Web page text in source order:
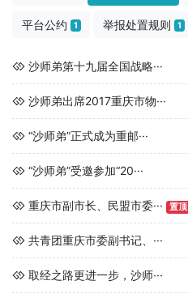
平台公约 1 举报处置规则 1
沙师弟第十九届全国战略···
沙师弟出席2017重庆市物···
“沙师弟”正式成为重邮···
“沙师弟”受邀参加“20···
重庆市副市长、民盟市委··· 置顶
共青团重庆市委副书记、···
取经之路更进一步，沙师···